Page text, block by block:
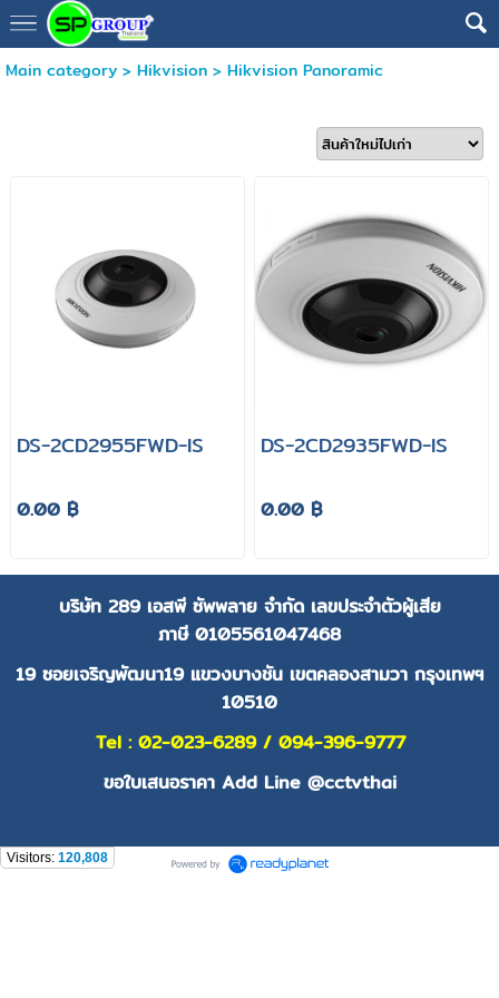
Main category> Hikvision> Hikvision Panoramic
DS-2CD2955FWD-IS
0.00 ฿
DS-2CD2935FWD-IS
0.00 ฿
บริษัท 289 เอสพี ซัพพลาย จำกัด เลขประจำตัวผู้เสีย
ภาษี 0105561047468
19 ซอยเจริญพัฒนา19 แขวงบางชัน เขตคลองสามวา กรุงเทพฯ
10510
Tel : 02-023-6289 / 094-396-9777
ขอใบเสนอราคา Add Line @cctvthai
Visitors: 120,808